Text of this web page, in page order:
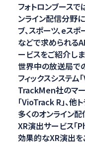
フォトロンブース
ンライン配信分野
ブ、スポーツ、eス
などで求められる
ービスをご紹介しま
世界中の放送局で
フィックスシステム
TrackMen社のマー
「VioTrack R」、他
多くのオンライン
XR演出サービス「
効果的なXR演出を